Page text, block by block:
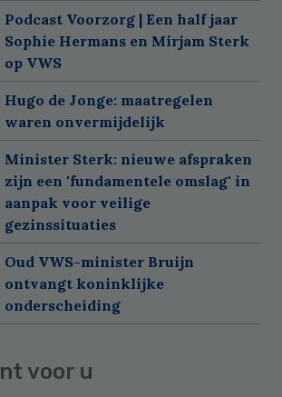
Podcast Voorzorg | Een half jaar
Sophie Hermans en Mirjam Sterk
op VWS
Hugo de Jonge: maatregelen
waren onvermijdelijk
Minister Sterk: nieuwe afspraken
zijn een 'fundamentele omslag' in
aanpak voor veilige
gezinssituaties
Oud VWS-minister Bruijn
ontvangt koninklijke
onderscheiding
voor u